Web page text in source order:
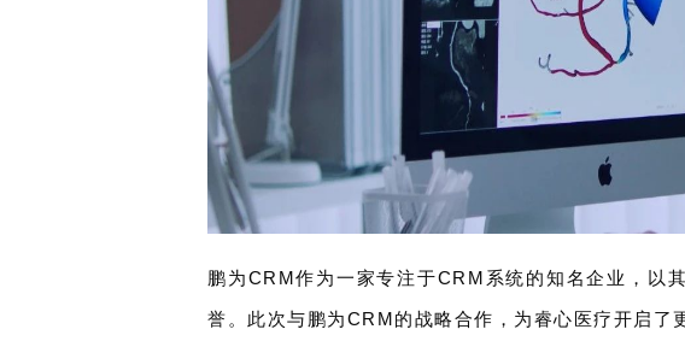
鹏为CRM作为一家专注于CRM系统的知名企业，以
誉。此次与鹏为CRM的战略合作，为睿心医疗开启了